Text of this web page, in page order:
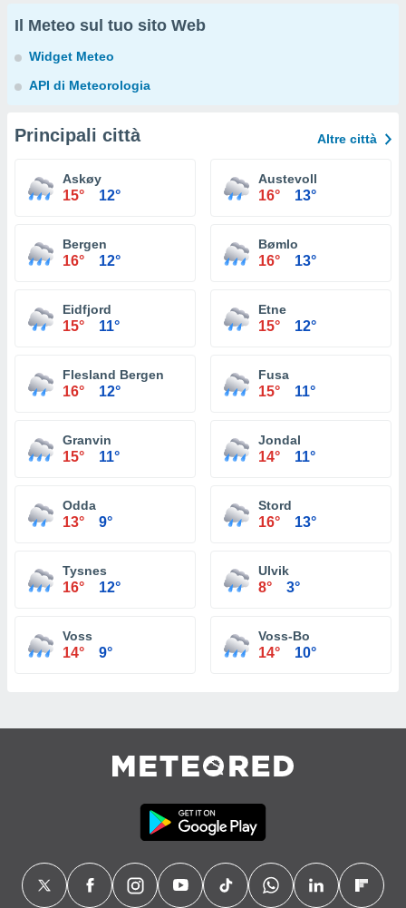
Il Meteo sul tuo sito Web
Widget Meteo
API di Meteorologia
Principali città Altre città
Askøy
15° 12°
Austevoll
16° 13°
Bergen
16° 12°
Bømlo
16° 13°
Eidfjord
15° 11°
Etne
15° 12°
Flesland Bergen
16° 12°
Fusa
15° 11°
Granvin
15° 11°
Jondal
14° 11°
Odda
13° 9°
Stord
16° 13°
Tysnes
16° 12°
Ulvik
8° 3°
Voss
14° 9°
Voss-Bo
14° 10°